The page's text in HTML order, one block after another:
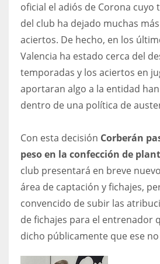
oficial el adiós de Corona cuyo
del club ha dejado muchas
aciertos. De hecho, en los
Valencia ha estado cerca del
temporadas y los aciertos en
aportaran algo a la entidad
dentro de una política de
​Con esta decisión Corberán
peso en la confección de
club presentará en breve
área de captación y fichajes,
convencido de subir las
de fichajes para el entrenador
dicho públicamente que ese